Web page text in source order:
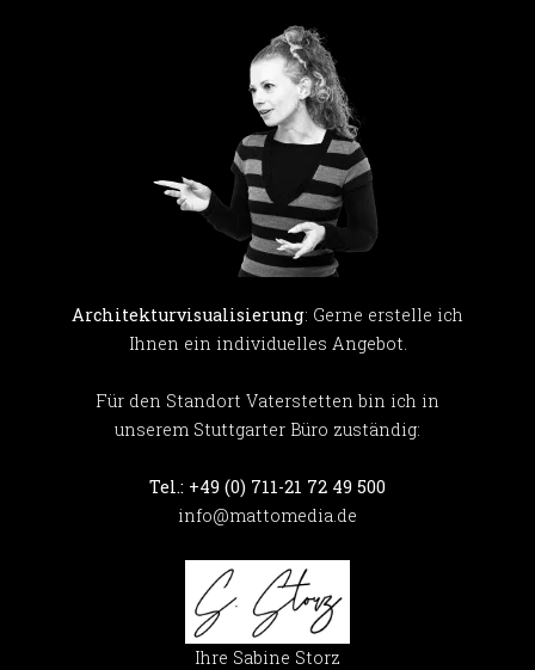
Architekturvisualisierung: Gerne erstelle ich
Ihnen ein individuelles Angebot.
Für den Standort Vaterstetten bin ich in
unserem Stuttgarter Büro zuständig:
Tel.: +49 (0) 711-21 72 49 500
info@mattomedia.de
Ihre Sabine Storz